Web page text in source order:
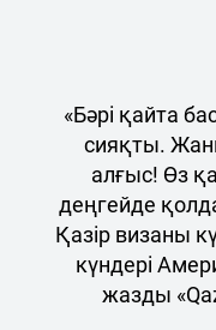
«Бәрі қайта
сияқты.
алғыс! Өз
деңгейде
Қазір визаны
күндері
жазды